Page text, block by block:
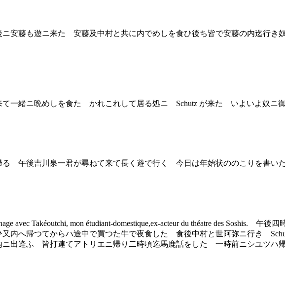
も遊ニ来た 安藤及中村と共に内でめしを食ひ後ち皆で安藤の内迄行き奴
緒ニ晩めしを食た かれこれして居る処ニ Schutz が来た いよいよ奴ニ御
後吉川泉一君が尋ねて来て長く遊で行く 今日は年始状ののこりを書いた
Takéoutchi, mon étudiant-domestique,ex-acteur du théatre des Soshis. 午後
内へ帰つてからハ途中で買つた牛で夜食した 食後中村と世阿弥ニ行き
出逢ふ 皆打連てアトリエニ帰り二時頃迄馬鹿話をした 一時前ニシユツハ